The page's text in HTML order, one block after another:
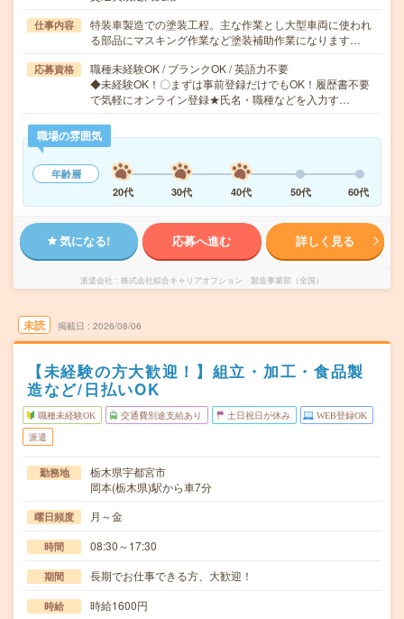
仕事内容
特装車製造での塗装工程。主な作業とし大型車両に使われ
る部品にマスキング作業など塗装補助作業になります…
応募資格
職種未経験OK / ブランクOK / 英語力不要
◆未経験OK！〇まずは事前登録だけでもOK！履歴書不要
で気軽にオンライン登録★氏名・職種などを入力す…
職場の雰囲気
年齢層
20代
30代 40代 50代 60代
気になる! 応募へ進む 詳しく見る
派遣会社 株式会社綜合キャリアオプション 製造事業部（全国）
未読 掲載日 2026/08/06
【未経験の方大歓迎！】組立・加工・食品製
造など/日払いOK
職種未経験OK 交通費別途支給あり 土日祝日が休み WEB登録OK
派遣
勤務地
栃木県宇都宮市
岡本(栃木県)駅から車7分
曜日頻度 月～金
時間 08:30～17:30
期間 長期でお仕事できる方、大歓迎！
時給 時給1600円